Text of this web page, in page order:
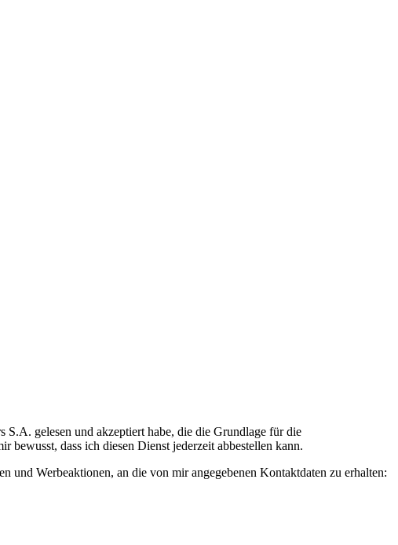
gelesen und akzeptiert habe, die die Grundlage für die
dass ich diesen Dienst jederzeit abbestellen kann.
Werbeaktionen, an die von mir angegebenen Kontaktdaten zu erhalten: